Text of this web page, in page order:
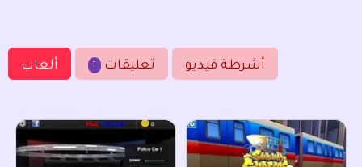
ألعاب 1 تعليقات أشرطة فيديو